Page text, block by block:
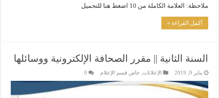
ملاحظة: العلامة الكاملة من 10 اضغط هنا للتحميل
أكمل القراءة »
السنة الثانية || مقرر الصحافة الإلكترونية ووسائلها
يناير 9, 2019 الإعلانات خاص قسم الإعلام 0